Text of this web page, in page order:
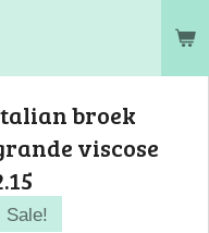
broek
viscose
Sale!